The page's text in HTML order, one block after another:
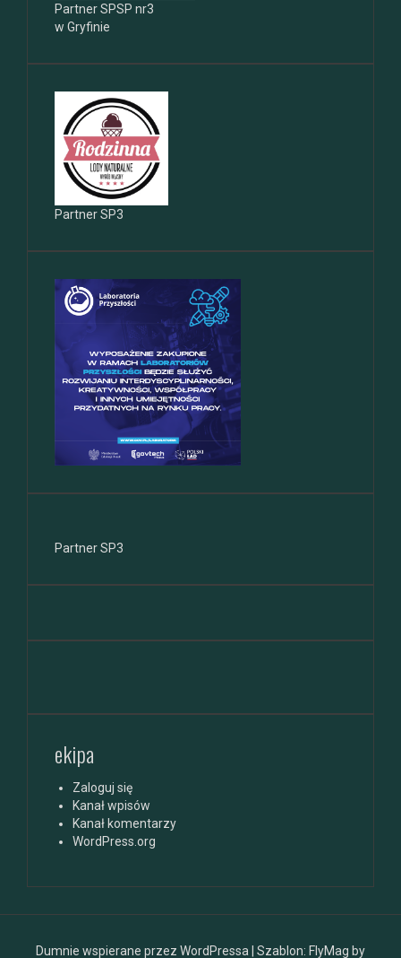
Partner SPSP nr3
w Gryfinie
Partner SP3
Partner SP3
ekipa
Zaloguj się
Kanał wpisów
Kanał komentarzy
WordPress.org
Dumnie wspierane przez WordPressa Szablon: FlyMag by